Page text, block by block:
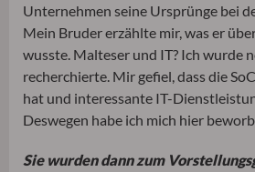
Unternehmen seine Ursprünge bei
Mein Bruder erzählte mir, was er
wusste. Malteser und IT? Ich wurde
recherchierte. Mir gefiel, dass die
hat und interessante IT-
Deswegen habe ich mich hier
Sie wurden dann zum